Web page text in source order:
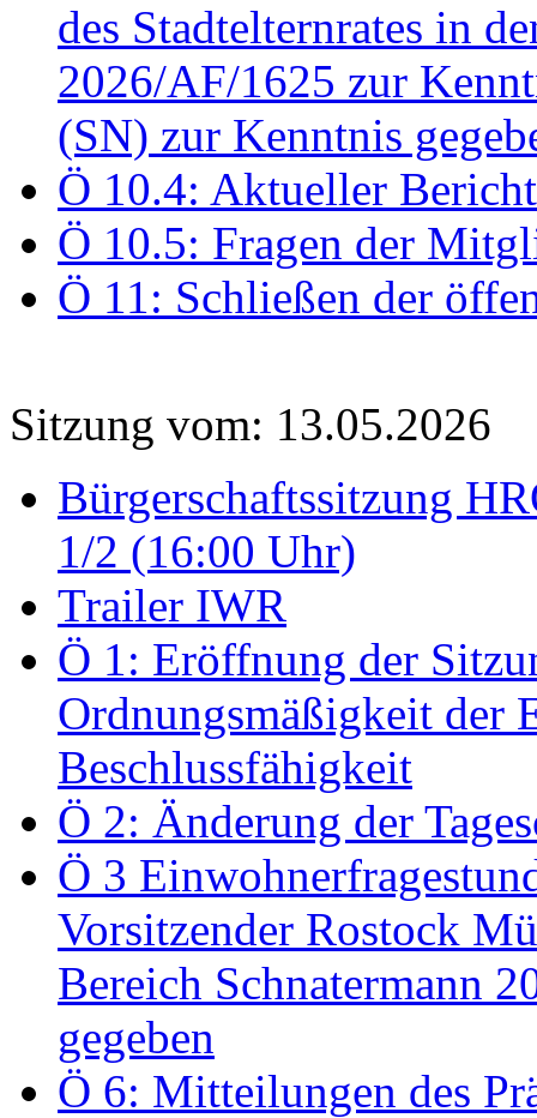
des Stadtelternrates in
2026/AF/1625 zur
(SN) zur Kenntnis
Ö 10.4: Aktueller
Ö 10.5: Fragen der
Ö 11: Schließen der
Sitzung vom: 13.05.2026
Bürgerschaftssitzung
1/2 (16:00 Uhr)
Trailer IWR
Ö 1: Eröffnung der
Ordnungsmäßigkeit der
Beschlussfähigkeit
Ö 2: Änderung der
Ö 3
Vorsitzender Rostock
Bereich Schnatermann
gegeben
Ö 6: Mitteilungen des